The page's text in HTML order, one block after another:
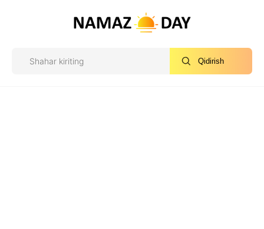
Qidirish